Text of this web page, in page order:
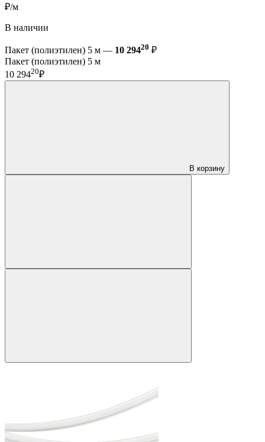
₽/м
В наличии
Пакет (полиэтилен) 5 м — 10 29420 ₽
Пакет (полиэтилен) 5 м
10 29420₽
В корзину